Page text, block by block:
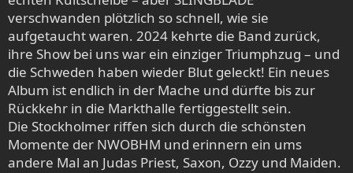
verschwanden plötzlich so schnell, wie sie
aufgetaucht waren. 2024 kehrte die Band zurück,
ihre Show bei uns war ein einziger Triumphzug – und
die Schweden haben wieder Blut geleckt! Ein neues
Album ist endlich in der Mache und dürfte bis zur
Rückkehr in die Markthalle fertiggestellt sein.
Die Stockholmer riffen sich durch die schönsten
Momente der NWOBHM und erinnern ein ums
andere Mal an Judas Priest, Saxon, Ozzy und Maiden.